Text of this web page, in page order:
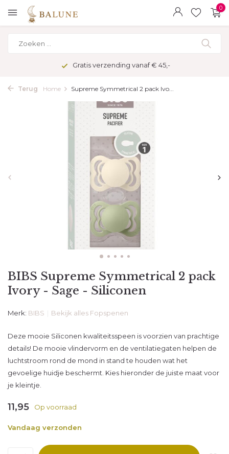
0
Gratis verzending vanaf € 45,-
Terug Home Supreme Symmetrical 2 pack Ivo...
BIBS Supreme Symmetrical 2 pack
Ivory - Sage - Siliconen
Merk: BIBS Bekijk alles Fopspenen
Deze mooie Siliconen kwaliteitsspeen is voorzien van prachtige
details! De mooie vlindervorm en de ventilatiegaten helpen de
luchtstroom rond de mond in stand te houden wat het
gevoelige huidje beschermt. Kies hieronder de juiste maat voor
je kleintje.
11,95 Op voorraad
Vandaag verzonden